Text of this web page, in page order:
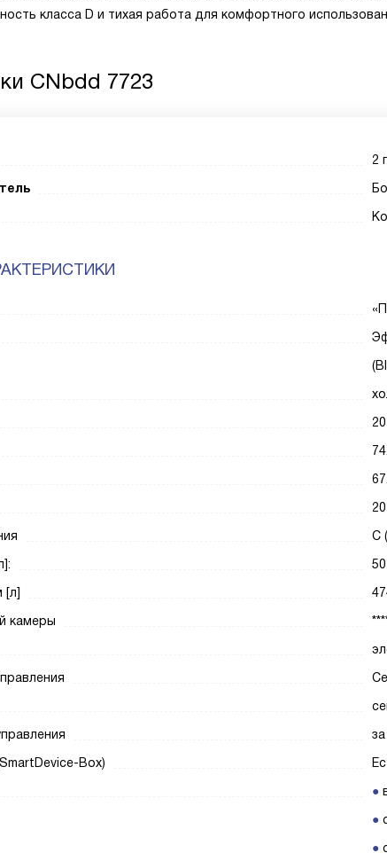
класса D и тихая работа для комфортного
CNbdd 7723
2
C
[л]
камеры
Box)